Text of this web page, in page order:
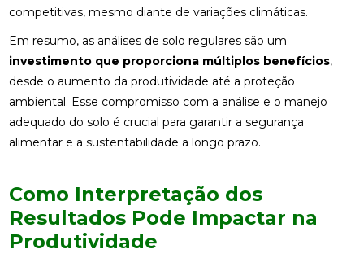
competitivas, mesmo diante de variações climáticas.
Em resumo, as análises de solo regulares são um
investimento que proporciona múltiplos benefícios,
desde o aumento da produtividade até a proteção
ambiental. Esse compromisso com a análise e o manejo
adequado do solo é crucial para garantir a segurança
alimentar e a sustentabilidade a longo prazo.
Como Interpretação dos
Resultados Pode Impactar na
Produtividade